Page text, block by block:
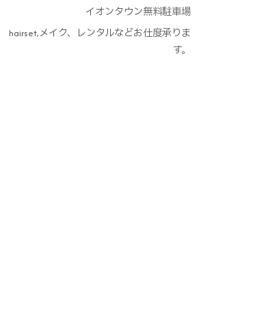
イオンタウン無料駐車場
hairset,メイク、レンタルなどお仕度承りま
す。